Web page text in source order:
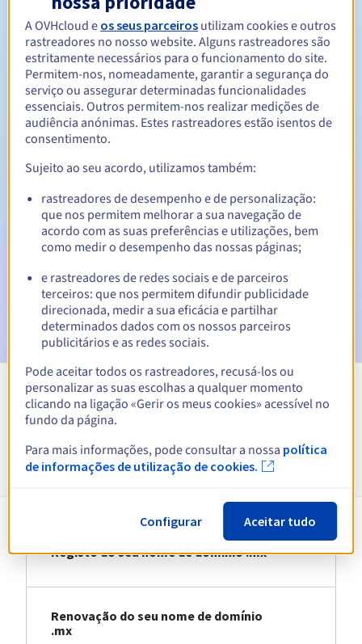
Período de renovação Entre 1 e 10 anos
Período de redenção 30 dias
Notificações automáticas:
E-mails de aviso:60, 30, 15, 7 e 3 dias antes da data de
expiração
E-mail no dia da expiraçãopara notificar a suspensão do
E-mail após o Redemption Grace Period para notificar a
eliminação do nome de domínio
Ver todas as extensões
Informações sobre .mx
Registo do seu nome de domínio .mx
Renovação do seu nome de domínio
.mx
A OVHcloud e os seus parceiros utilizam cookies e outros
rastreadores no nosso website. Alguns rastreadores são
estritamente necessários para o funcionamento do site.
Permitem-nos, nomeadamente, garantir a segurança do
serviço ou assegurar determinadas funcionalidades
essenciais. Outros permitem-nos realizar medições de
audiência anónimas. Estes rastreadores estão isentos de
consentimento.
Sujeito ao seu acordo, utilizamos também:
rastreadores de desempenho e de personalização:
que nos permitem melhorar a sua navegação de
acordo com as suas preferências e utilizações, bem
como medir o desempenho das nossas páginas;
e rastreadores de redes sociais e de parceiros
terceiros: que nos permitem difundir publicidade
direcionada, medir a sua eficácia e partilhar
determinados dados com os nossos parceiros
publicitários e as redes sociais.
Pode aceitar todos os rastreadores, recusá-los ou
personalizar as suas escolhas a qualquer momento
clicando na ligação «Gerir os meus cookies» acessível no
fundo da página.
Para mais informações, pode consultar a nossa política
de informações de utilização de cookies.
Configurar Aceitar tudo